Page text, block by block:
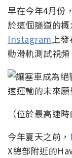
早在今年4月份
於這個隧道的
Instagram上
動滑軌測試視頻
（位於最高速
今年夏天之前，
X總部附近的